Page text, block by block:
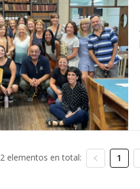
2 elementos en total: 1